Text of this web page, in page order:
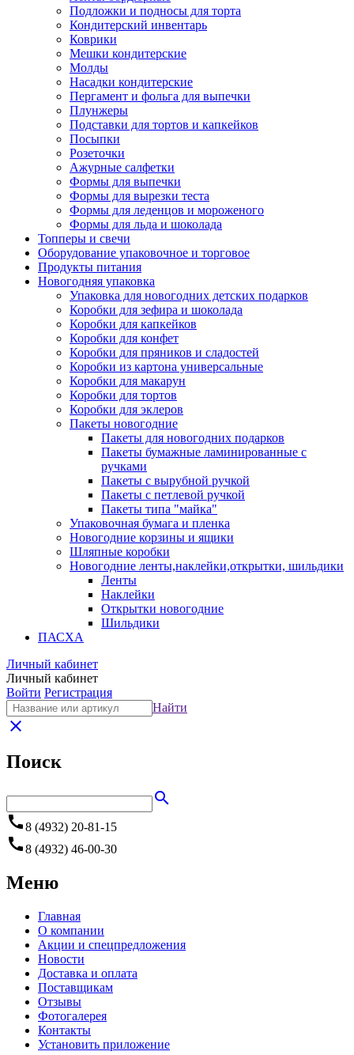
Подложки и подносы для торта
Кондитерский инвентарь
Коврики
Мешки кондитерские
Молды
Насадки кондитерские
Пергамент и фольга для выпечки
Плунжеры
Подставки для тортов и капкейков
Посыпки
Розеточки
Ажурные салфетки
Формы для выпечки
Формы для вырезки теста
Формы для леденцов и мороженого
Формы для льда и шоколада
Топперы и свечи
Оборудование упаковочное и торговое
Продукты питания
Новогодняя упаковка
Упаковка для новогодних детских подарков
Коробки для зефира и шоколада
Коробки для капкейков
Коробки для конфет
Коробки для пряников и сладостей
Коробки из картона универсальные
Коробки для макарун
Коробки для тортов
Коробки для эклеров
Пакеты новогодние
Пакеты для новогодних подарков
Пакеты бумажные ламинированные с
ручками
Пакеты с вырубной ручкой
Пакеты с петлевой ручкой
Пакеты типа "майка"
Упаковочная бумага и пленка
Новогодние корзины и ящики
Шляпные коробки
Новогодние ленты,наклейки,открытки, шильдики
Ленты
Наклейки
Открытки новогодние
Шильдики
ПАСХА
Личный кабинет
Личный кабинет
Войти Регистрация
Найти
close
Поиск
search
call8 (4932) 20-81-15
call8 (4932) 46-00-30
Меню
Главная
О компании
Акции и спецпредложения
Новости
Доставка и оплата
Поставщикам
Отзывы
Фотогалерея
Контакты
Установить приложение